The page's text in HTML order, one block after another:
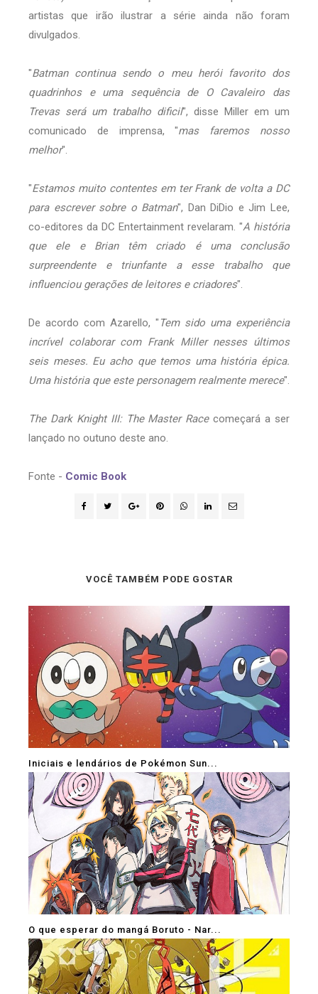
artistas que irão ilustrar a série ainda não foram
divulgados.
"Batman continua sendo o meu herói favorito dos
quadrinhos e uma sequência de O Cavaleiro das
Trevas será um trabalho dificil", disse Miller em um
comunicado de imprensa, "mas faremos nosso
melhor".
"Estamos muito contentes em ter Frank de volta a DC
para escrever sobre o Batman", Dan DiDio e Jim Lee,
co-editores da DC Entertainment revelaram. "A história
que ele e Brian têm criado é uma conclusão
surpreendente e triunfante a esse trabalho que
influenciou gerações de leitores e criadores".
De acordo com Azarello, " Tem sido uma experiência
incrível colaborar com Frank Miller nesses últimos
seis meses. Eu acho que temos uma história épica.
Uma história que este personagem realmente merece".
The Dark Knight III: The Master Racecomeçará a ser
lançado no outuno deste ano.
Fonte - Comic Book
VOCÊ TAMBÉM PODE GOSTAR
Iniciais e lendários de Pokémon Sun...
O que esperar do mangá Boruto - Nar...